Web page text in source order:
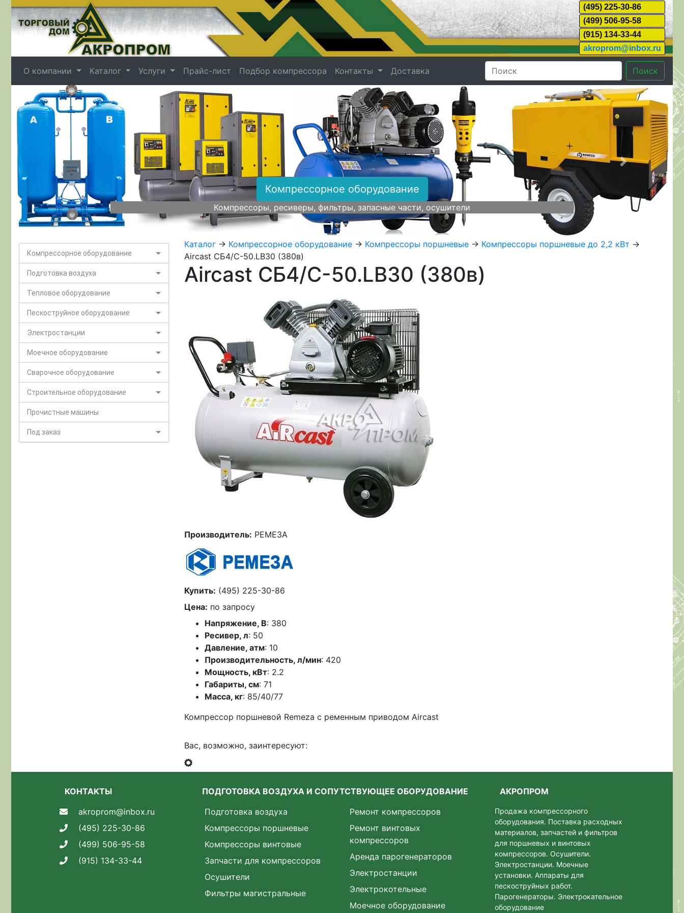
(495) 225-30-86
(499) 506-95-58
(915) 134-33-44
akroprom@inbox.ru
О компании Каталог Услуги Прайс-лист Подбор компрессора Контакты Доставка Поиск
Компрессорное оборудование
Компрессоры, ресиверы, фильтры, запасные части, осушители
Назад Далее
Компрессорное оборудование
Подготовка воздуха
Тепловое оборудование
Пескоструйное оборудование
Электростанции
Моечное оборудование
Сварочное оборудование
Строительное оборудование
Прочистные машины
Под заказ
Каталог -> Компрессорное оборудование -> Компрессоры поршневые -> Компрессоры поршневые до 2,2 кВт ->
Aircast СБ4/С-50.LB30 (380в)
Aircast СБ4/С-50.LB30 (380в)
Производитель: РЕМЕЗА
Купить: (495) 225-30-86
Цена: по запросу
Напряжение, В: 380
Ресивер, л: 50
Давление, атм: 10
Производительность, л/мин: 420
Мощность, кВт: 2.2
Габариты, см: 71
Масса, кг: 85/40/77
Компрессор поршневой Remeza с ременным приводом Aircast
Вас, возможно, заинтересуют:
КОНТАКТЫ
akroprom@inbox.ru
(495) 225-30-86
(499) 506-95-58
(915) 134-33-44
ПОДГОТОВКА ВОЗДУХА И СОПУТСТВУЮЩЕЕ ОБОРУДОВАНИЕ
Подготовка воздуха
Компрессоры поршневые
Компрессоры винтовые
Запчасти для компрессоров
Осушители
Фильтры магистральные
Ремонт компрессоров
Ремонт винтовых
компрессоров
Аренда парогенераторов
Электростанции
Электрокотельные
Моечное оборудование
АКРОПРОМ
Продажа компрессорного
оборудования. Поставка расходных
материалов, запчастей и фильтров
для поршневых и винтовых
компрессоров. Осушители.
Электростанции. Моeчные
установки. Аппараты для
пескоструйных работ.
Парогенераторы. Электрокательное
оборудование